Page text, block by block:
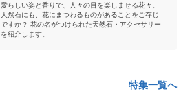
愛らしい姿と香りで、人々の目を楽しませる花々。
天然石にも、花にまつわるものがあることをご存じ
ですか？ 花の名がつけられた天然石・アクセサリー
を紹介します。
特集一覧へ